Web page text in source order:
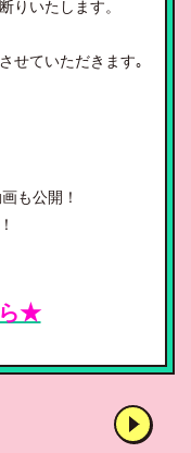
りいたします。
せていただきます｡
も公開！
★